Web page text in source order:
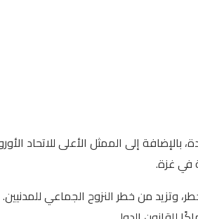
بالإضافة إلى الممثل الأعلى للاتحاد
وتزيد من خطر النزوح الجماعي